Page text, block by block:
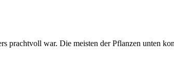
war. Die meisten der Pflanzen unten